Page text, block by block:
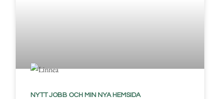
NYTT JOBB OCH MIN NYA HEMSIDA